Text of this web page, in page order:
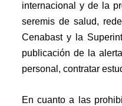
internacional y de la
seremis de salud,
Cenabast y la
publicación de la
personal, contratar
En cuanto a las